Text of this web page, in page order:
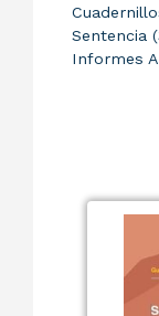
Sentencia
Informes